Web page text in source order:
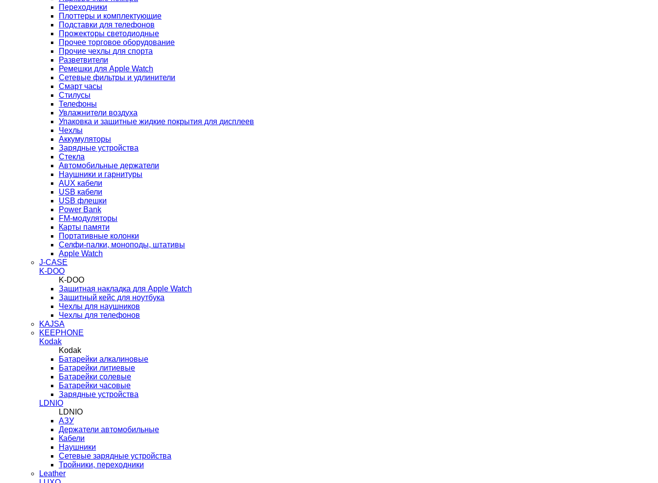
Переходники
Плоттеры и комплектующие
Подставки для телефонов
Прожекторы светодиодные
Прочее торговое оборудование
Прочие чехлы для спорта
Разветвители
Ремешки для Apple Watch
Сетевые фильтры и удлинители
Смарт часы
Стилусы
Телефоны
Увлажнители воздуха
Упаковка и защитные жидкие покрытия для дисплеев
Чехлы
Аккумуляторы
Зарядные устройства
Стекла
Автомобильные держатели
Наушники и гарнитуры
AUX кабели
USB кабели
USB флешки
Power Bank
FM-модуляторы
Карты памяти
Портативные колонки
Селфи-палки, моноподы, штативы
Apple Watch
J-CASE
K-DOO
K-DOO
Защитная накладка для Apple Watch
Защитный кейс для ноутбука
Чехлы для наушников
Чехлы для телефонов
KAJSA
KEEPHONE
Kodak
Kodak
Батарейки алкалиновые
Батарейки литиевые
Батарейки солевые
Батарейки часовые
Зарядные устройства
LDNIO
LDNIO
АЗУ
Держатели автомобильные
Кабели
Наушники
Сетевые зарядные устройства
Тройники, переходники
Leather